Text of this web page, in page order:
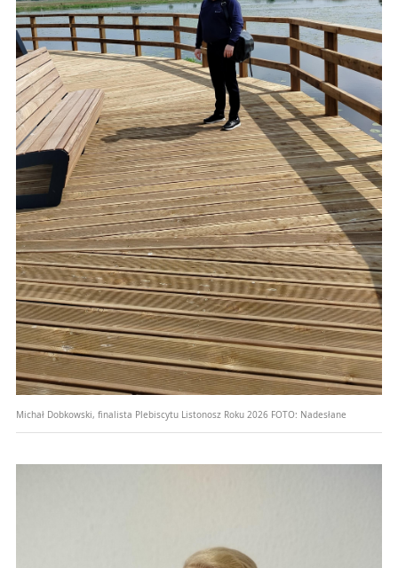
Michał Dobkowski, finalista Plebiscytu Listonosz Roku 2026 FOTO: Nadesłane